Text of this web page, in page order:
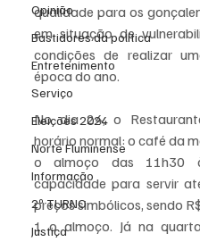
Opinião
Bastidores da política
Entretenimento
Serviço
Eleições 2024
Norte Fluminense
Informação
2º TURNO
Justiça
qualidade para os
em situação de
condições de realizar
época do ano.
No dia 24, o
horário normal: o café da
o almoço das 11h30
capacidade para servir
preços simbólicos, sendo
1 o almoço. Já na